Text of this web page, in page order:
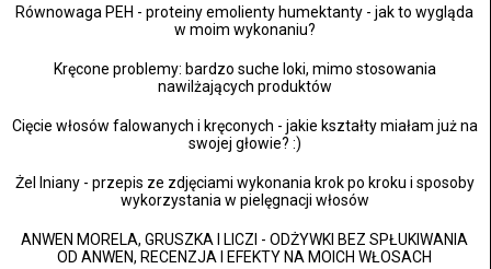
Równowaga PEH - proteiny emolienty humektanty - jak to wygląda
w moim wykonaniu?
Kręcone problemy: bardzo suche loki, mimo stosowania
nawilżających produktów
Cięcie włosów falowanych i kręconych - jakie kształty miałam już na
swojej głowie? :)
Żel lniany - przepis ze zdjęciami wykonania krok po kroku i sposoby
wykorzystania w pielęgnacji włosów
ANWEN MORELA, GRUSZKA I LICZI - ODŻYWKI BEZ SPŁUKIWANIA
OD ANWEN, RECENZJA I EFEKTY NA MOICH WŁOSACH